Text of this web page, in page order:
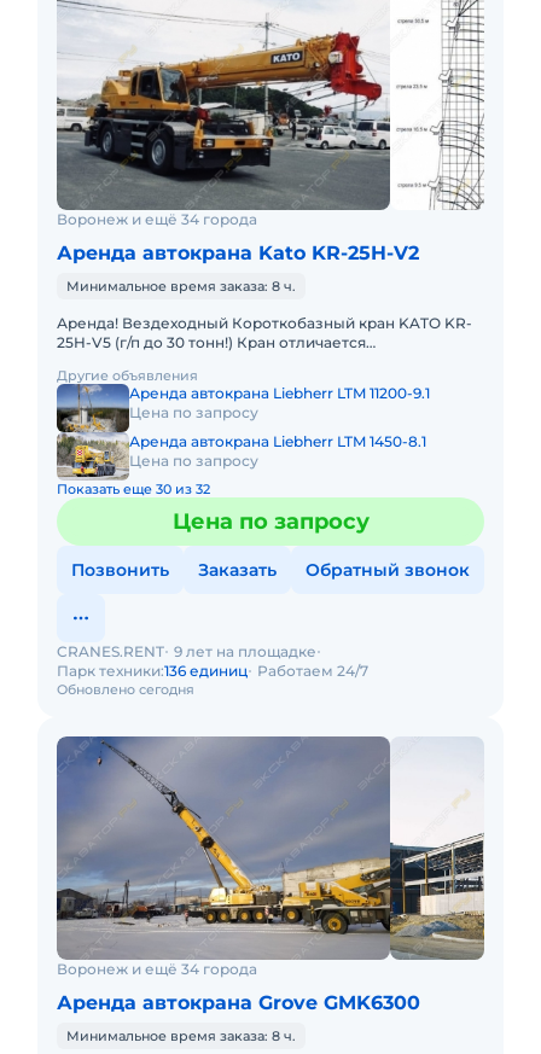
Воронеж и ещё 34 города
Аренда автокрана Kato KR-25H-V2
Минимальное время заказа: 8 ч.
Аренда! Вездеходный Короткобазный кран KATO KR-
25H-V5 (г/п до 30 тонн!) Кран отличается
бездорожью. Техничес
Другие объявления
Аренда автокрана Liebherr LTM 11200-9.1
Цена по запросу
Аренда автокрана Liebherr LTM 1450-8.1
Цена по запросу
Показать еще 30 из 32
Цена по запросу
Позвонить Заказать Обратный звонок
Обновлено сегодня
CRANES.RENT 9 лет на площадке
Парк техники:136 единиц Работаем 24/7
Воронеж и ещё 34 города
Аренда автокрана Grove GMK6300
Минимальное время заказа: 8 ч.